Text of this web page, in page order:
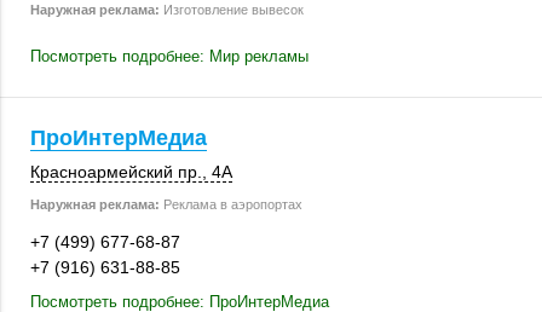
Наружная реклама: Изготовление вывесок
Посмотреть подробнее: Мир рекламы
ПроИнтерМедиа
Красноармейский пр., 4А
Наружная реклама: Реклама в аэропортах
+7 (499) 677-68-87
+7 (916) 631-88-85
Посмотреть подробнее: ПроИнтерМедиа